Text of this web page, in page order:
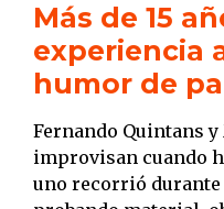
Más de 15
experiencia
humor de
Fernando Quintans
improvisan cuando
uno recorrió durante